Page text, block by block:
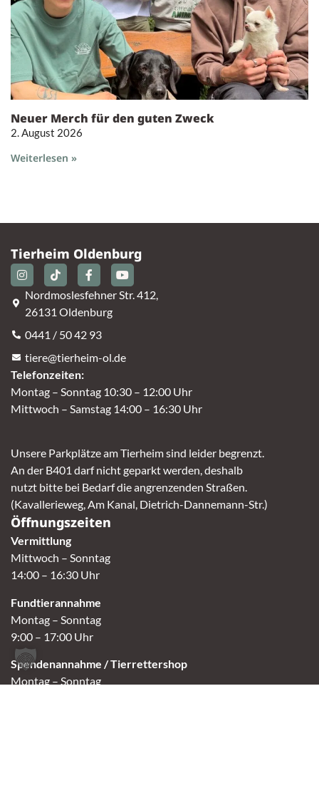
Neuer Merch für den guten Zweck
2. August 2026
Weiterlesen »
Tierheim Oldenburg
Nordmoslesfehner Str. 412,
26131 Oldenburg
0441 / 50 42 93
tiere@tierheim-ol.de
Telefonzeiten:
Montag – Sonntag 10:30 – 12:00 Uhr
Mittwoch – Samstag 14:00 – 16:30 Uhr
Unsere Parkplätze am Tierheim sind leider begrenzt.
An der B401 darf nicht geparkt werden, deshalb
nutzt bitte bei Bedarf die angrenzenden Straßen.
(Kavallerieweg, Am Kanal, Dietrich-Dannemann-Str.)
Öffnungszeiten
Vermittlung
Mittwoch – Sonntag
14:00 – 16:30 Uhr
Fundtierannahme
Montag – Sonntag
9:00 – 17:00 Uhr
Spendenannahme / Tierrettershop
Montag – Sonntag